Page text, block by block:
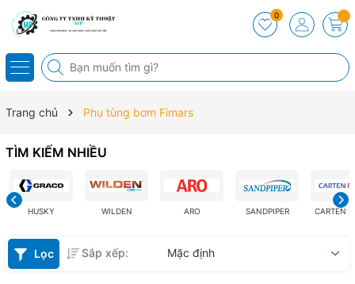
0
Trang chủ Phụ tùng bơm Fimars
TÌM KIẾM NHIỀU
HUSKY WILDEN ARO SANDPIPER CARTEN
Lọc Sắp xếp: Mặc định